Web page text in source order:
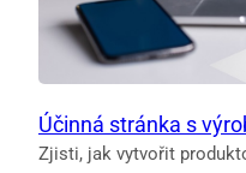
Účinná stránka s
Zjisti, jak vytvořit